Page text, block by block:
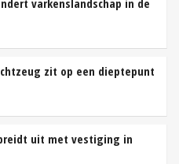
varkenslandschap in de
zit op een dieptepunt
uit met vestiging in